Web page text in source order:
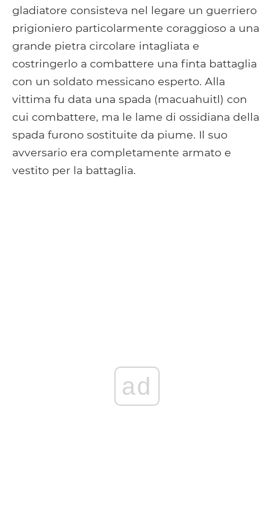
gladiatore consisteva nel legare un guerriero
prigioniero particolarmente coraggioso a una
grande pietra circolare intagliata e
costringerlo a combattere una finta battaglia
con un soldato messicano esperto. Alla
vittima fu data una spada (macuahuitl) con
cui combattere, ma le lame di ossidiana della
spada furono sostituite da piume. Il suo
avversario era completamente armato e
vestito per la battaglia.
ad